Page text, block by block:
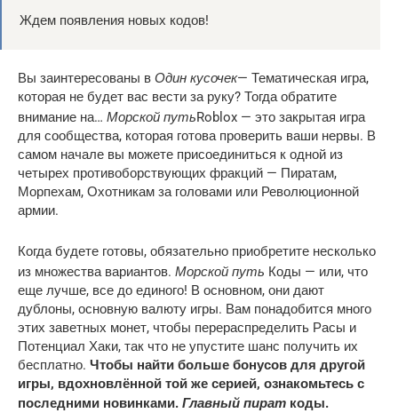
Ждем появления новых кодов!
Вы заинтересованы в Один кусочек— Тематическая игра,
которая не будет вас вести за руку? Тогда обратите
внимание на… Морской путьRoblox — это закрытая игра
для сообщества, которая готова проверить ваши нервы. В
самом начале вы можете присоединиться к одной из
четырех противоборствующих фракций — Пиратам,
Морпехам, Охотникам за головами или Революционной
армии.
Когда будете готовы, обязательно приобретите несколько
из множества вариантов. Морской путь Коды — или, что
еще лучше, все до единого! В основном, они дают
дублоны, основную валюту игры. Вам понадобится много
этих заветных монет, чтобы перераспределить Расы и
Потенциал Хаки, так что не упустите шанс получить их
бесплатно. Чтобы найти больше бонусов для другой
игры, вдохновлённой той же серией, ознакомьтесь с
последними новинками. Главный пират коды.